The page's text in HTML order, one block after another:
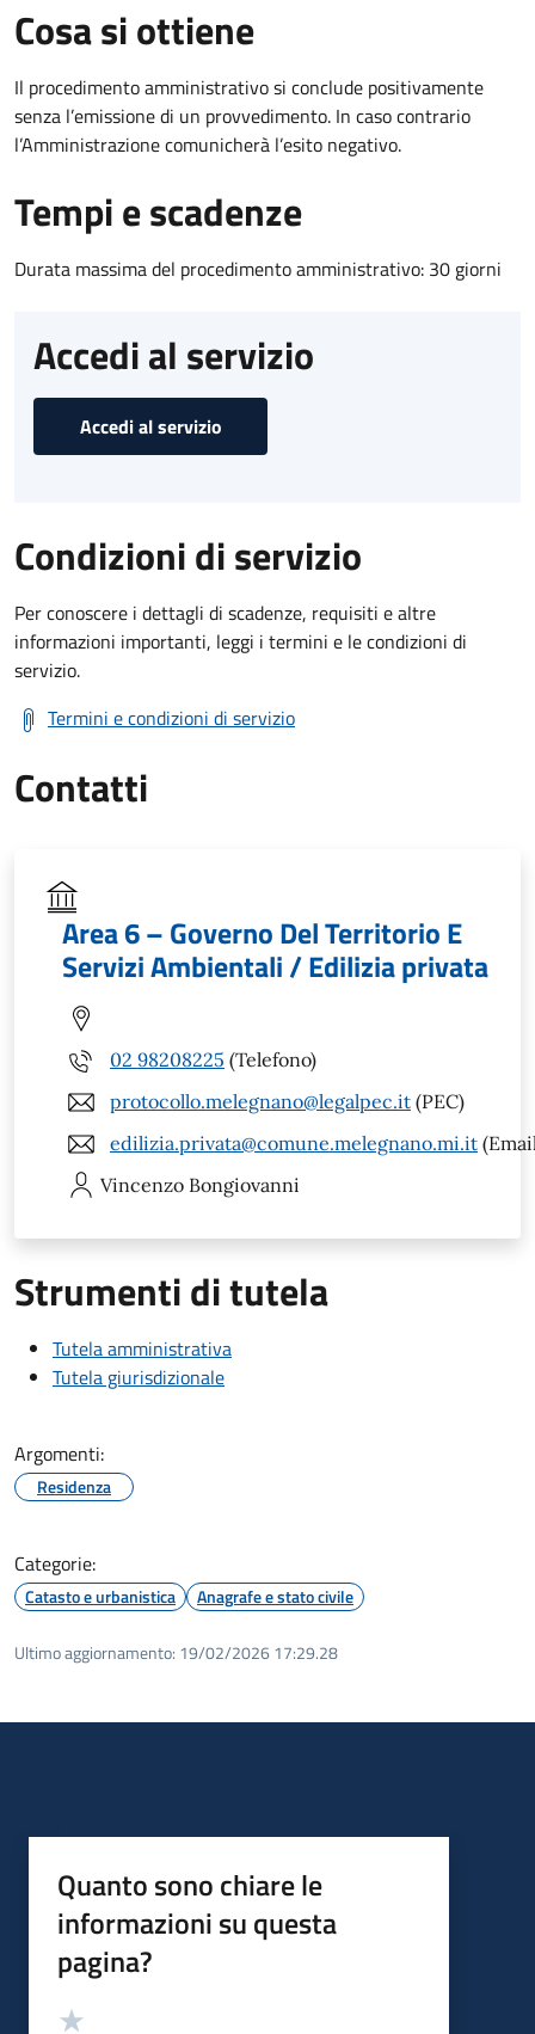
Cosa si ottiene
Il procedimento amministrativo si conclude positivamente
senza l’emissione di un provvedimento. In caso contrario
l’Amministrazione comunicherà l’esito negativo.
Tempi e scadenze
Durata massima del procedimento amministrativo: 30 giorni
Accedi al servizio
Accedi al servizio
Condizioni di servizio
Per conoscere i dettagli di scadenze, requisiti e altre
informazioni importanti, leggi i termini e le condizioni di
servizio.
Termini e condizioni di servizio
Contatti
Area 6 – Governo Del Territorio E
Servizi Ambientali / Edilizia privata
02 98208225 (Telefono)
protocollo.melegnano@legalpec.it (PEC)
edilizia.privata@comune.melegnano.mi.it
Vincenzo Bongiovanni
Strumenti di tutela
Tutela amministrativa
Tutela giurisdizionale
Argomenti:
Residenza
Categorie:
Catasto e urbanistica Anagrafe e stato civile
Ultimo aggiornamento: 19/02/2026 17:29.28
Quanto sono chiare le
informazioni su questa
pagina?
Valutazione